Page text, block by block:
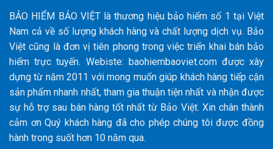
BẢO HIỂM BẢO VIỆT là thương hiệu bảo hiểm số 1 tại Việt
Nam cả về số lượng khách hàng và chất lượng dịch vụ. Bảo
Việt cũng là đơn vị tiên phong trong việc triển khai bán bảo
hiểm trực tuyến. Webiste: baohiembaoviet.com được xây
dựng từ năm 2011 với mong muốn giúp khách hàng tiếp cận
sản phẩm nhanh nhất, tham gia thuận tiện nhất và nhận được
sự hỗ trợ sau bán hàng tốt nhất từ Bảo Việt. Xin chân thành
cảm ơn Quý khách hàng đã cho phép chúng tôi được đồng
hành trong suốt hơn 10 năm qua.